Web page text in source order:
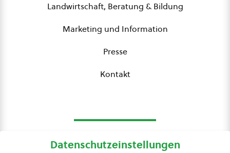
Landwirtschaft, Beratung & Bildung
Marketing und Information
Presse
Kontakt
Datenschutzeinstellungen